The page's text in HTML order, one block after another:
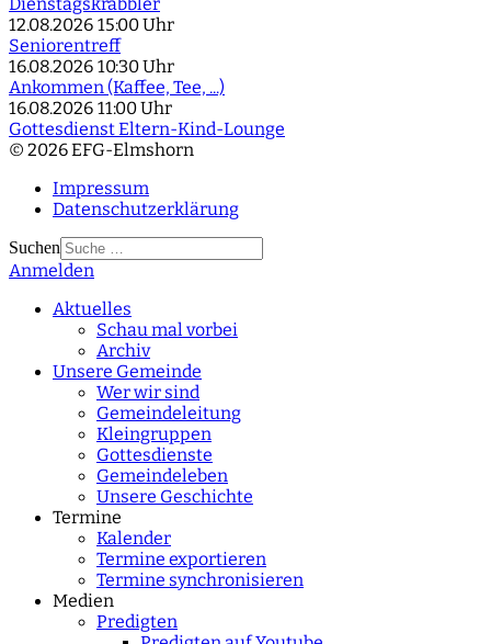
12.08.2026 15:00 Uhr
Seniorentreff
16.08.2026 10:30 Uhr
Ankommen (Kaffee, Tee, ...)
16.08.2026 11:00 Uhr
Gottesdienst Eltern-Kind-Lounge
© 2026 EFG-Elmshorn
Impressum
Datenschutzerklärung
Suchen
Type 2 or more
Anmelden
Aktuelles
Schau mal vorbei
Archiv
Unsere Gemeinde
Wer wir sind
Gemeindeleitung
Kleingruppen
Gottesdienste
Gemeindeleben
Unsere Geschichte
Termine
Kalender
Termine exportieren
Termine synchronisieren
Medien
Predigten